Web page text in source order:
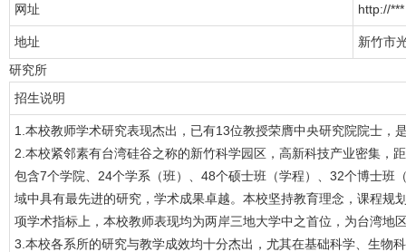
网址 http://***
地址
新竹市
研究所
招生说明
1.本校教师学术研究表现杰出，已有13位教授荣膺中央研究院院士，
2.本校紧邻素有台湾硅谷之称的新竹科学园区，高新科技产业密集，
包含7个学院、24个学系（班）、48个硕士班（学程）、32个博士班
域中具有最先进的研究，学术成果卓越。本校坚持教育理念，课程规
项学术指标上，本校教师表现均为两岸三地大学中之首位，为台湾地
3.本校各系所的研究与教学成效均十分杰出，尤其在基础科学、生物